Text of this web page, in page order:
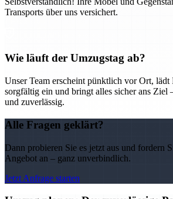
Transports über uns versichert.
Wie läuft der Umzugstag ab?
Unser Team erscheint pünktlich vor Ort, lädt
sorgfältig ein und bringt alles sicher ans Ziel
und zuverlässig.
Alle Fragen geklärt?
Dann probieren Sie es jetzt aus und fordern
Angebot an – ganz unverbindlich.
Jetzt Anfrage starten